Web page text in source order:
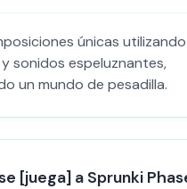
únicas utilizando
sonidos espeluznantes,
un mundo de pesadilla.
[juega] a Sprunki